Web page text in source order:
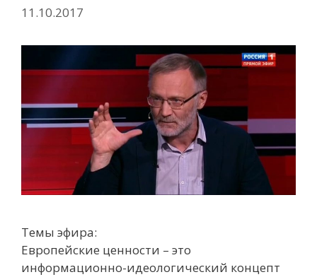
11.10.2017
Темы эфира:
Европейские ценности – это
информационно-идеологический концепт